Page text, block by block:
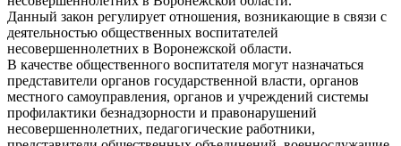
Данный закон регулирует отношения, возникающие в связи с
деятельностью общественных воспитателей
несовершеннолетних в Воронежской области.
В качестве общественного воспитателя могут назначаться
представители органов государственной власти, органов
местного самоуправления, органов и учреждений системы
профилактики безнадзорности и правонарушений
несовершеннолетних, педагогические работники,